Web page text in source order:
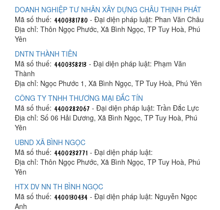
DOANH NGHIỆP TƯ NHÂN XÂY DỰNG CHÂU THỊNH PHÁT
Mã số thuế:
- Đại diện pháp luật: Phan Văn Châu
Địa chỉ: Thôn Ngọc Phước, Xã Bình Ngọc, TP Tuy Hoà, Phú
Yên
DNTN THÀNH TIÊN
Mã số thuế:
- Đại diện pháp luật: Phạm Văn
Thành
Địa chỉ: Ngọc Phước 1, Xã Bình Ngọc, TP Tuy Hoà, Phú Yên
CÔNG TY TNHH THƯƠNG MẠI ĐẮC TÍN
Mã số thuế:
- Đại diện pháp luật: Trần Đắc Lực
Địa chỉ: Số 06 Hải Dương, Xã Bình Ngọc, TP Tuy Hoà, Phú
Yên
UBND XÃ BÌNH NGỌC
Mã số thuế:
- Đại diện pháp luật:
Địa chỉ: Thôn Ngọc Phước, Xã Bình Ngọc, TP Tuy Hoà, Phú
Yên
HTX DV NN TH BÌNH NGỌC
Mã số thuế:
- Đại diện pháp luật: Nguyễn Ngọc
Anh